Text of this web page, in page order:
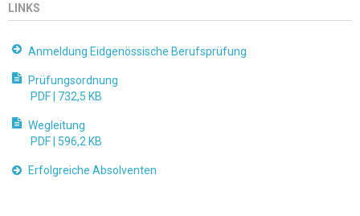
LINKS
Anmeldung Eidgenössische Berufsprüfung
Prüfungsordnung
PDF | 732,5 KB
Wegleitung
PDF | 596,2 KB
Erfolgreiche Absolventen